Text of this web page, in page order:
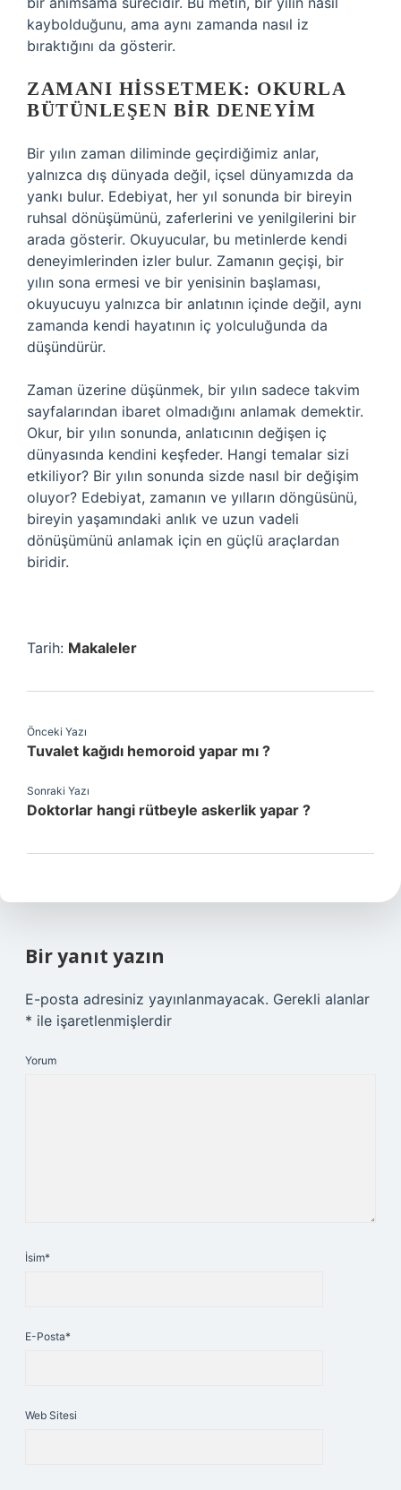
kaybolduğunu, ama aynı zamanda nasıl iz
bıraktığını da gösterir.
ZAMANI HISSETMEK: OKURLA
BÜTÜNLEŞEN BIR DENEYIM
Bir yılın zaman diliminde geçirdiğimiz anlar,
yalnızca dış dünyada değil, içsel dünyamızda da
yankı bulur. Edebiyat, her yıl sonunda bir bireyin
ruhsal dönüşümünü, zaferlerini ve yenilgilerini bir
arada gösterir. Okuyucular, bu metinlerde kendi
deneyimlerinden izler bulur. Zamanın geçişi, bir
yılın sona ermesi ve bir yenisinin başlaması,
okuyucuyu yalnızca bir anlatının içinde değil, aynı
zamanda kendi hayatının iç yolculuğunda da
düşündürür.
Zaman üzerine düşünmek, bir yılın sadece takvim
sayfalarından ibaret olmadığını anlamak demektir.
Okur, bir yılın sonunda, anlatıcının değişen iç
dünyasında kendini keşfeder. Hangi temalar sizi
etkiliyor? Bir yılın sonunda sizde nasıl bir değişim
oluyor? Edebiyat, zamanın ve yılların döngüsünü,
bireyin yaşamındaki anlık ve uzun vadeli
dönüşümünü anlamak için en güçlü araçlardan
biridir.
Tarih: Makaleler
Önceki Yazı
Tuvalet kağıdı hemoroid yapar mı ?
Sonraki Yazı
Doktorlar hangi rütbeyle askerlik yapar ?
Bir yanıt yazın
E-posta adresiniz yayınlanmayacak. Gerekli alanlar
* ile işaretlenmişlerdir
Yorum
İsim*
E-Posta*
Web Sitesi